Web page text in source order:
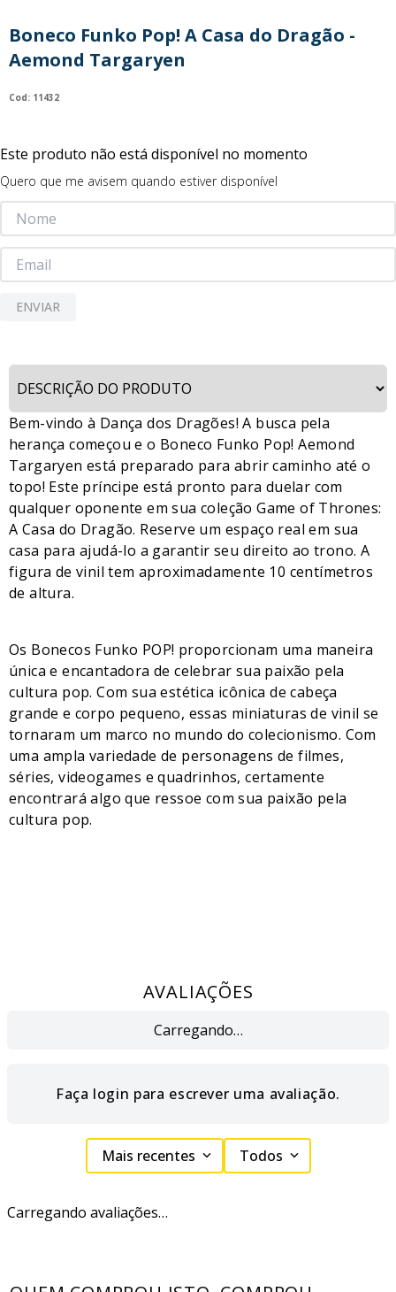
Boneco Funko Pop! A Casa do Dragão -
Aemond Targaryen
: 11432
Este produto não está disponível no momento
Quero que me avisem quando estiver disponível
ENVIAR
Bem-vindo à Dança dos Dragões! A busca pela
herança começou e o Boneco Funko Pop! Aemond
Targaryen está preparado para abrir caminho até o
topo! Este príncipe está pronto para duelar com
qualquer oponente em sua coleção Game of Thrones:
A Casa do Dragão. Reserve um espaço real em sua
casa para ajudá-lo a garantir seu direito ao trono. A
figura de vinil tem aproximadamente 10 centímetros
de altura.
Os Bonecos Funko POP! proporcionam uma maneira
única e encantadora de celebrar sua paixão pela
cultura pop. Com sua estética icônica de cabeça
grande e corpo pequeno, essas miniaturas de vinil se
tornaram um marco no mundo do colecionismo. Com
uma ampla variedade de personagens de filmes,
séries, videogames e quadrinhos, certamente
encontrará algo que ressoe com sua paixão pela
cultura pop.
AVALIAÇÕES
Carregando…
Faça login para escrever uma avaliação.
Mais recentes Todos
Carregando avaliações…
10º bluey